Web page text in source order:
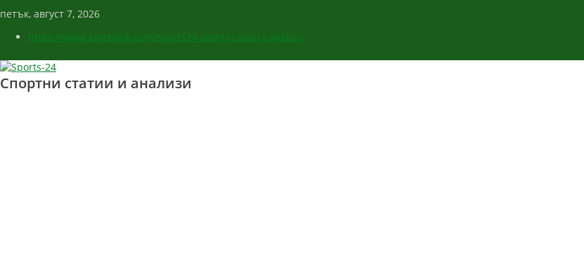
петък, август 7, 2026
https://www.facebook.com/sports24.sportni.statii.i.analizi/
Спортни статии и анализи